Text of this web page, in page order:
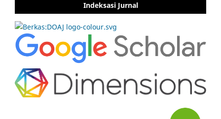
Indeksasi Jurnal